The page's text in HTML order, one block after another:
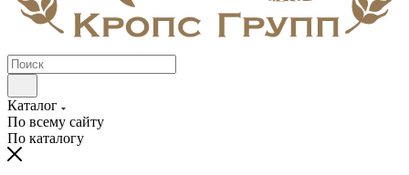
Каталог
По всему сайту
По каталогу